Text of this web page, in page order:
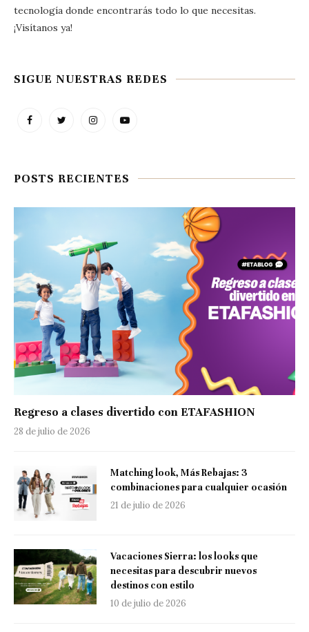
tecnología donde encontrarás todo lo que necesitas.
¡Visítanos ya!
SIGUE NUESTRAS REDES
POSTS RECIENTES
Regreso a clases divertido con ETAFASHION
28 de julio de 2026
Matching look, Más Rebajas: 3
combinaciones para cualquier ocasión
21 de julio de 2026
Vacaciones Sierra: los looks que
necesitas para descubrir nuevos
destinos con estilo
10 de julio de 2026